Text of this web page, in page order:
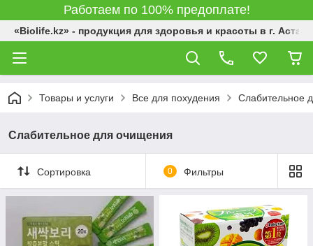
Работаем по 100% предоплате!
«Biolife.kz» - продукция для здоровья и красоты в г. Астана
Товары и услуги Все для похудения Слабительное
Слабительное для очищения
Сортировка 0 Фильтры